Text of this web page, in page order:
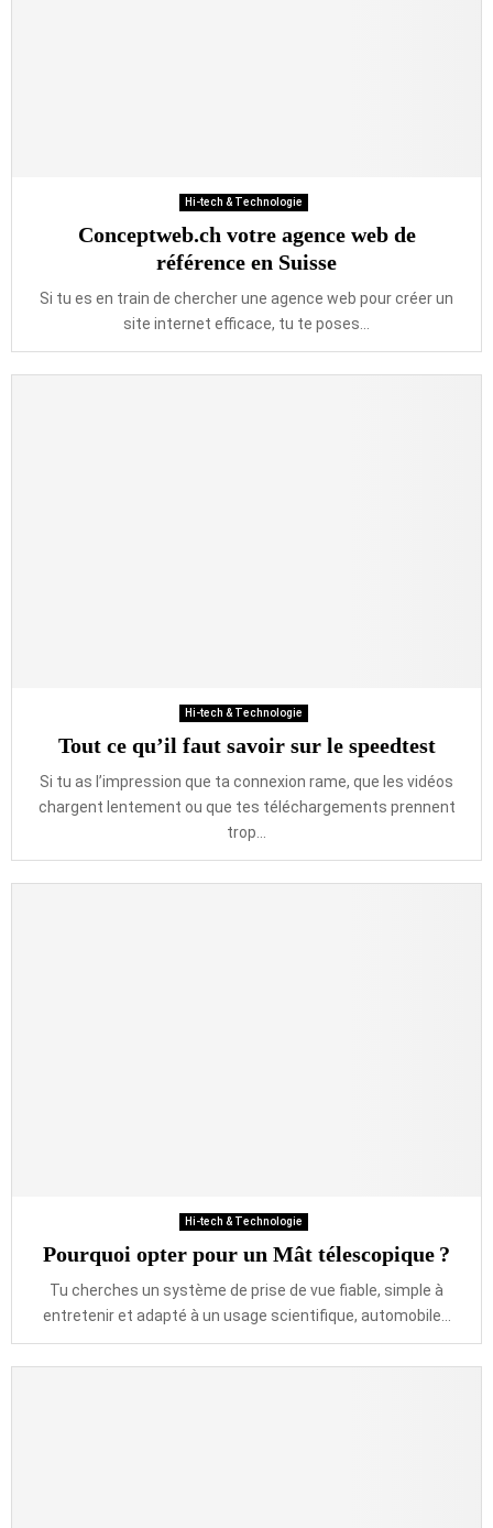
Hi-tech & Technologie
Conceptweb.ch votre agence web de
référence en Suisse
Si tu es en train de chercher une agence web pour créer un
site internet efficace, tu te poses...
Hi-tech & Technologie
Tout ce qu’il faut savoir sur le speedtest
Si tu as l’impression que ta connexion rame, que les vidéos
chargent lentement ou que tes téléchargements prennent
trop...
Hi-tech & Technologie
Pourquoi opter pour un Mât télescopique ?
Tu cherches un système de prise de vue fiable, simple à
entretenir et adapté à un usage scientifique, automobile...